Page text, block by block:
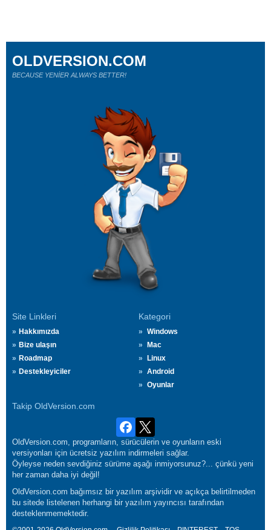
Site Linkleri
Hakkımızda
Bize ulaşın
Roadmap
Destekleyiciler
Kategori
Windows
Mac
Linux
Android
Oyunlar
Takip OldVersion.com
OLDVERSION.COM
BECAUSE YENİER ALWAYS BETTER!
OldVersion.com, programların, sürücülerin ve oyunların eski
versiyonları için ücretsiz yazılım indirmeleri sağlar.
Öyleyse neden sevdiğiniz sürüme aşağı inmiyorsunuz?... çünkü yeni
her zaman daha iyi değil!
OldVersion.com bağımsız bir yazılım arşividir ve açıkça belirtilmeden
bu sitede listelenen herhangi bir yazılım yayıncısı tarafından
desteklenmemektedir.